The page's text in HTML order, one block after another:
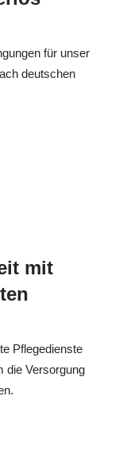
für unser
deutschen
mit
Pflegedienste
die Versorgung